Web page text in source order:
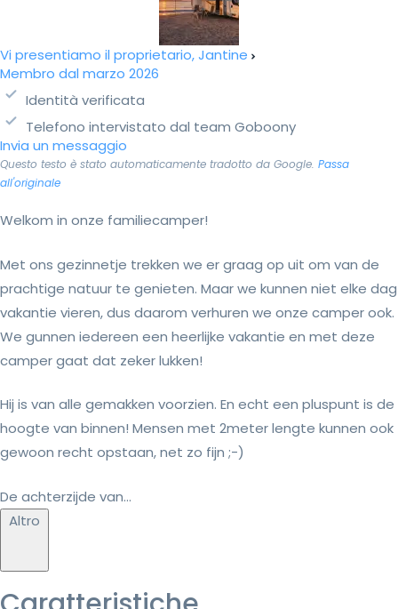
Vi presentiamo il proprietario, Jantine
Membro dal marzo 2026
Identità verificata
Telefono intervistato dal team Goboony
Invia un messaggio
Questo testo è stato automaticamente tradotto da Google. Passa
all'originale
Welkom in onze familiecamper!
Met ons gezinnetje trekken we er graag op uit om van de
prachtige natuur te genieten. Maar we kunnen niet elke dag
vakantie vieren, dus daarom verhuren we onze camper ook.
We gunnen iedereen een heerlijke vakantie en met deze
camper gaat dat zeker lukken!
Hij is van alle gemakken voorzien. En echt een pluspunt is de
hoogte van binnen! Mensen met 2meter lengte kunnen ook
gewoon recht opstaan, net zo fijn ;-)
De achterzijde van...
Altro